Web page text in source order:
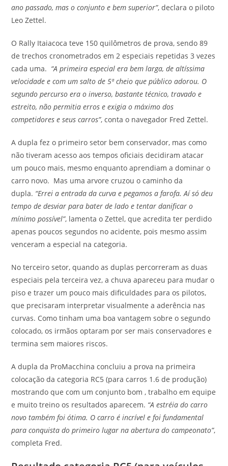
ano passado, mas o conjunto e bem superior”, declara o piloto
Leo Zettel.
O Rally Itaiacoca teve 150 quilômetros de prova, sendo 89
de trechos cronometrados em 2 especiais repetidas 3 vezes
cada uma. “A primeira especial era bem larga, de altíssima
velocidade e com um salto de 5ª cheio que público adorou. O
segundo percurso era o inverso, bastante técnico, travado e
estreito, não permitia erros e exigia o máximo dos
competidores e seus carros”, conta o navegador Fred Zettel.
A dupla fez o primeiro setor bem conservador, mas como
não tiveram acesso aos tempos oficiais decidiram atacar
um pouco mais, mesmo enquanto aprendiam a dominar o
carro novo. Mas uma arvore cruzou o caminho da
dupla. “Errei a entrada da curva e pegamos a farofa. Aí só deu
tempo de desviar para bater de lado e tentar danificar o
mínimo possível”, lamenta o Zettel, que acredita ter perdido
apenas poucos segundos no acidente, pois mesmo assim
venceram a especial na categoria.
No terceiro setor, quando as duplas percorreram as duas
especiais pela terceira vez, a chuva apareceu para mudar o
piso e trazer um pouco mais dificuldades para os pilotos,
que precisaram interpretar visualmente a aderência nas
curvas. Como tinham uma boa vantagem sobre o segundo
colocado, os irmãos optaram por ser mais conservadores e
termina sem maiores riscos.
A dupla da ProMacchina concluiu a prova na primeira
colocação da categoria RC5 (para carros 1.6 de produção)
mostrando que com um conjunto bom , trabalho em equipe
e muito treino os resultados aparecem. “A estréia do carro
novo também foi ótima. O carro é incrível e foi fundamental
para conquista do primeiro lugar na abertura do campeonato”,
completa Fred.